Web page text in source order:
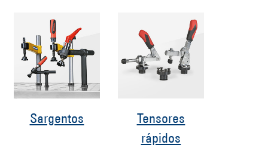
Sargentos
Tensores
rápidos